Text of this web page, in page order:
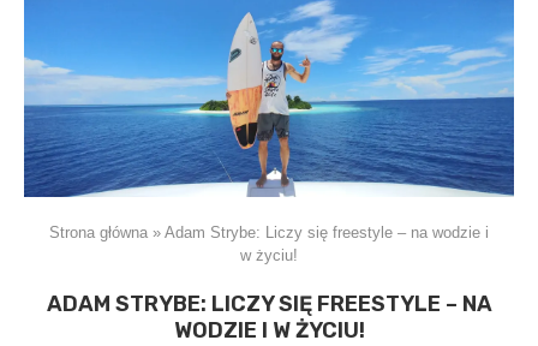
Strona główna » Adam Strybe: Liczy się freestyle – na wodzie i
w życiu!
ADAM STRYBE: LICZY SIĘ FREESTYLE – NA
WODZIE I W ŻYCIU!